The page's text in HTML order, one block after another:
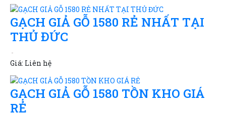
GẠCH GIẢ GỖ 1580 RẺ NHẤT TẠI
THỦ ĐỨC
Giá: Liên hệ
GẠCH GIẢ GỖ 1580 TỒN KHO GIÁ
RẺ